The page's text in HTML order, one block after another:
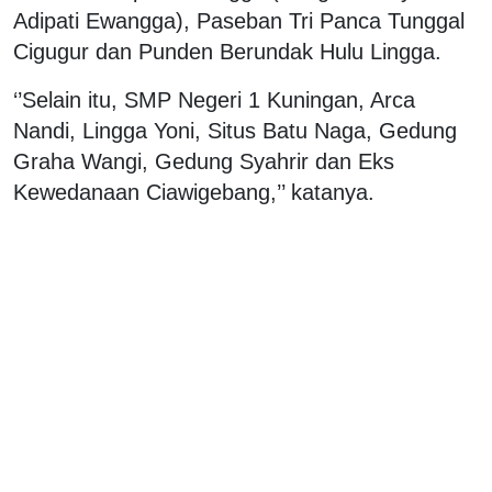
Adipati Ewangga), Paseban Tri Panca Tunggal
Cigugur dan Punden Berundak Hulu Lingga.
‘’Selain itu, SMP Negeri 1 Kuningan, Arca
Nandi, Lingga Yoni, Situs Batu Naga, Gedung
Graha Wangi, Gedung Syahrir dan Eks
Kewedanaan Ciawigebang,’’ katanya.